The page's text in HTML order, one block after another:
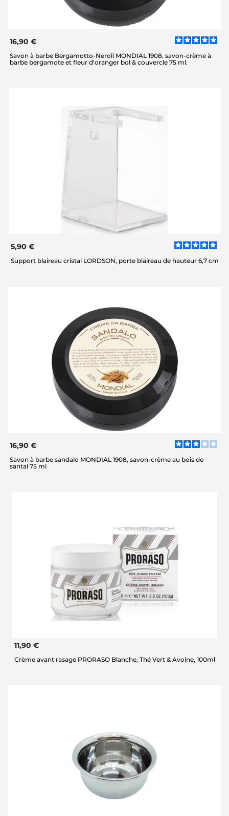
16,90 €
Savon à barbe Bergamotto-Neroli MONDIAL 1908, savon-crème à
barbe bergamote et fleur d'oranger bol & couvercle 75 ml.
5,90 €
Support blaireau cristal LORDSON, porte blaireau de hauteur 6,7 cm
16,90 €
Savon à barbe sandalo MONDIAL 1908, savon-crème au bois de
santal 75 ml
11,90 €
Crème avant rasage PRORASO Blanche, Thé Vert & Avoine, 100ml